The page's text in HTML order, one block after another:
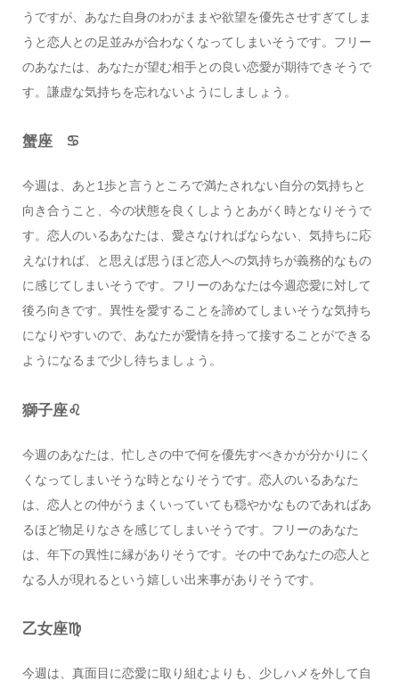
うですが、あなた自身のわがままや欲望を優先させすぎてしま
うと恋人との足並みが合わなくなってしまいそうです。フリー
のあなたは、あなたが望む相手との良い恋愛が期待できそうで
す。謙虚な気持ちを忘れないようにしましょう。
蟹座 ♋️
今週は、あと1歩と言うところで満たされない自分の気持ちと
向き合うこと、今の状態を良くしようとあがく時となりそうで
す。恋人のいるあなたは、愛さなければならない、気持ちに応
えなければ、と思えば思うほど恋人への気持ちが義務的なもの
に感じてしまいそうです。フリーのあなたは今週恋愛に対して
後ろ向きです。異性を愛することを諦めてしまいそうな気持ち
になりやすいので、あなたが愛情を持って接することができる
ようになるまで少し待ちましょう。
獅子座♌️
今週のあなたは、忙しさの中で何を優先すべきかが分かりにく
くなってしまいそうな時となりそうです。恋人のいるあなた
は、恋人との仲がうまくいっていても穏やかなものであればあ
るほど物足りなさを感じてしまいそうです。フリーのあなた
は、年下の異性に縁がありそうです。その中であなたの恋人と
なる人が現れるという嬉しい出来事がありそうです。
乙女座♍️
今週は、真面目に恋愛に取り組むよりも、少しハメを外して自